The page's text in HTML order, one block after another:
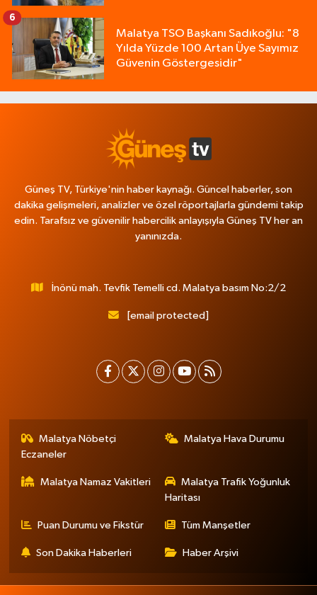
Malatya TSO Başkanı Sadıkoğlu: "8
Yılda Yüzde 100 Artan Üye Sayımız
Güvenin Göstergesidir"
6
Güneş TV, Türkiye'nin haber kaynağı. Güncel haberler, son
dakika gelişmeleri, analizler ve özel röportajlarla gündemi takip
edin. Tarafsız ve güvenilir habercilik anlayışıyla Güneş TV her an
yanınızda.
İnönü mah. Tevfik Temelli cd. Malatya basım No:2/2
[email protected]
Malatya Nöbetçi
Eczaneler
Malatya Hava Durumu
Malatya Namaz Vakitleri
Malatya Trafik Yoğunluk
Haritası
Puan Durumu ve Fikstür Tüm Manşetler
Son Dakika Haberleri Haber Arşivi